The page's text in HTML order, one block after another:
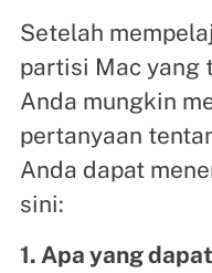
Setelah
partisi Mac yang
Anda mungkin
pertanyaan
Anda dapat
sini:
1. Apa yang